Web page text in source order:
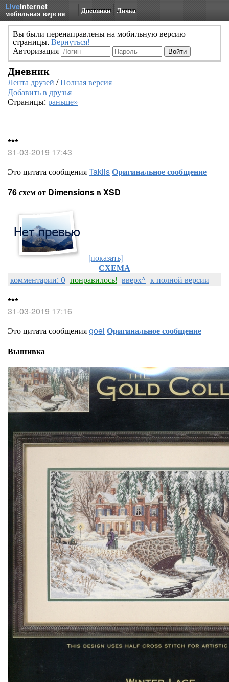
LiveInternet
мобильная версия Дневники Личка
Вы были перенаправлены на мобильную версию
страницы. Вернуться!
Авторизация
Дневник
Лента друзей /Полная версия
Добавить в друзья
Страницы: раньше»
***
31-03-2019 17:43
Это цитата сообщенияTaklisОригинальное сообщение
76 схем от Dimensions в XSD
[показать]
СХЕМА
комментарии: 0 понравилось! вверх^ к полной версии
***
31-03-2019 17:16
Это цитата сообщенияgoel Оригинальное сообщение
Вышивка